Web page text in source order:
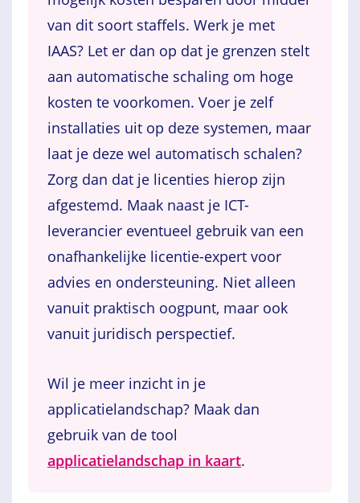
van dit soort staffels. Werk je met
IAAS? Let er dan op dat je grenzen stelt
aan automatische schaling om hoge
kosten te voorkomen. Voer je zelf
installaties uit op deze systemen, maar
laat je deze wel automatisch schalen?
Zorg dan dat je licenties hierop zijn
afgestemd. Maak naast je ICT-
leverancier eventueel gebruik van een
onafhankelijke licentie-expert voor
advies en ondersteuning. Niet alleen
vanuit praktisch oogpunt, maar ook
vanuit juridisch perspectief.
Wil je meer inzicht in je
applicatielandschap? Maak dan
gebruik van de tool
applicatielandschap in kaart.